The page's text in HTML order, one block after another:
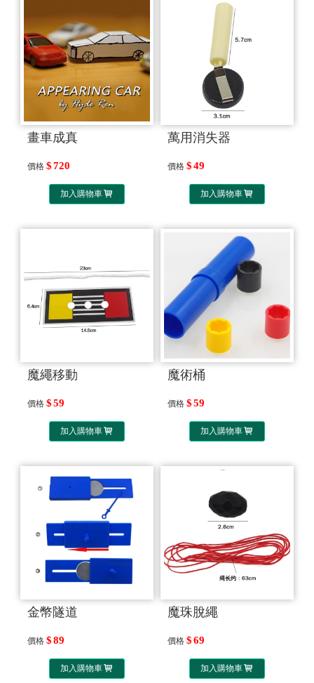
畫車成真
價格 720
加入購物車
萬用消失器
價格 49
加入購物車
魔繩移動
價格 59
加入購物車
魔術桶
價格 59
加入購物車
金幣隧道
價格 89
加入購物車
魔珠脫繩
價格 69
加入購物車